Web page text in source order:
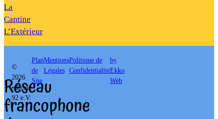
La
Cantine
L’Extérieur
Réseau
francophone
©
2026
• École
92 e.V.
Plan
de
Site
Mentions
Légales
Politique de
Confidentialité
by
Ekko
Web